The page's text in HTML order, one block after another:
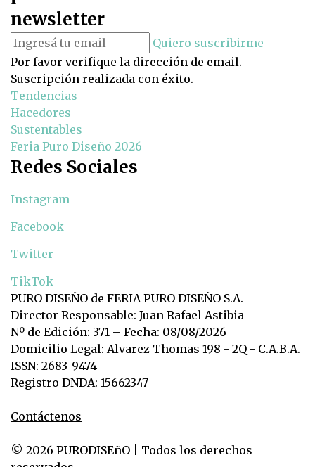
newsletter
Quiero suscribirme
Por favor verifique la dirección de email.
Suscripción realizada con éxito.
Tendencias
Hacedores
Sustentables
Feria Puro Diseño 2026
Redes Sociales
Instagram
Facebook
Twitter
TikTok
PURO DISEÑO de FERIA PURO DISEÑO S.A.
Director Responsable: Juan Rafael Astibia
Nº de Edición: 371 – Fecha: 08/08/2026
Domicilio Legal: Alvarez Thomas 198 - 2Q - C.A.B.A.
ISSN: 2683-9474
Registro DNDA: 15662347
Contáctenos
© 2026 PURODISEñO | Todos los derechos